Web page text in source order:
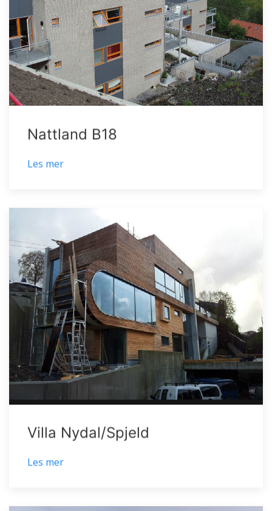
Nattland B18
Les mer
Villa Nydal/Spjeld
Les mer